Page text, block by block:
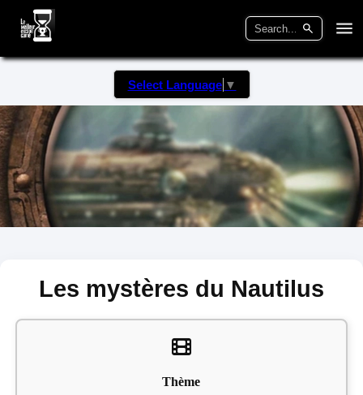
Select Language ▼
Les mystères du Nautilus
Thème